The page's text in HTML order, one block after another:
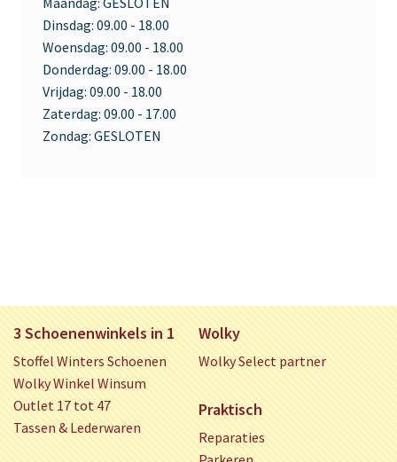
Dinsdag: 09.00 - 18.00
Woensdag: 09.00 - 18.00
Donderdag: 09.00 - 18.00
Vrijdag: 09.00 - 18.00
Zaterdag: 09.00 - 17.00
Zondag: GESLOTEN
3 Schoenenwinkels in 1
Stoffel Winters Schoenen
Wolky Winkel Winsum
Outlet 17 tot 47
Tassen & Lederwaren
Wolky
Wolky Select partner
Praktisch
Reparaties